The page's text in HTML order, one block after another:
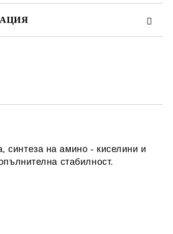
на амино - киселини и
стабилност.